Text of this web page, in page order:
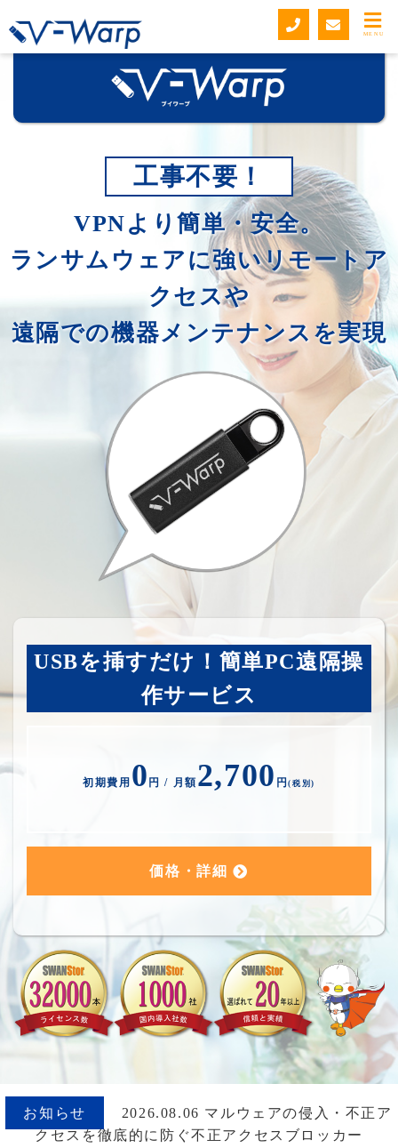
MENU
工事不要！
VPNより簡単・安全。
ランサムウェアに強いリモートア
クセスや
遠隔での機器メンテナンスを実現
USBを挿すだけ！簡単PC遠隔操
作サービス
初期費用 0 円 / 月額2,700 円(税別)
価格・詳細
お知らせ
2026.08.06 マルウェアの侵入・不正ア
クセスを徹底的に防ぐ不正アクセスブロッカー